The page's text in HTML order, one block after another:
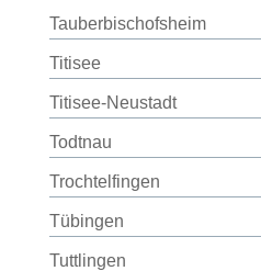
Tauberbischofsheim
Titisee
Titisee-Neustadt
Todtnau
Trochtelfingen
Tübingen
Tuttlingen